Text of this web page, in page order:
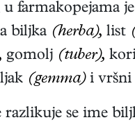
farmakopejama
biljka (herba), list
gomolj (tuber),
(gemma)i vršni
se ime